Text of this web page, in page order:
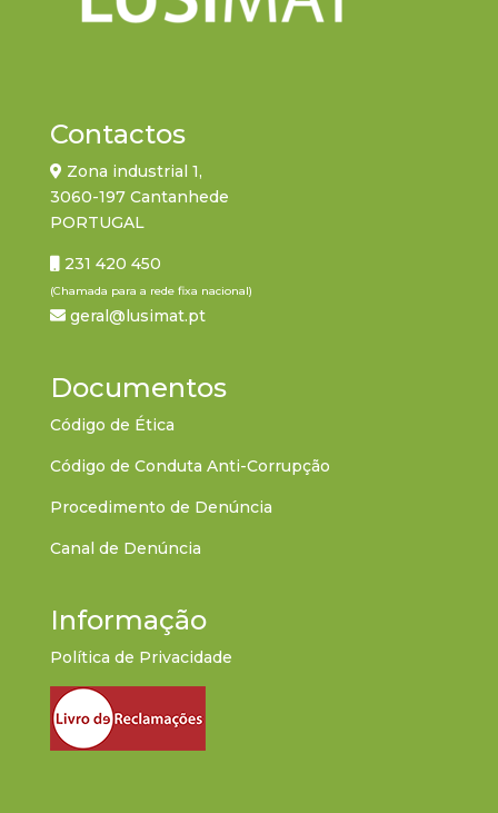
Contactos
Zona industrial 1,
3060-197 Cantanhede
PORTUGAL
231 420 450
(Chamada para a rede fixa nacional)
geral@lusimat.pt
Documentos
Código de Ética
Código de Conduta Anti-Corrupção
Procedimento de Denúncia
Canal de Denúncia
Informação
Política de Privacidade